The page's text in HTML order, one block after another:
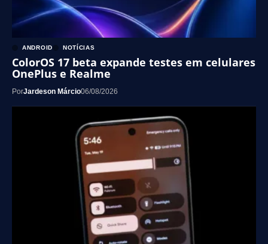
ANDROID NOTÍCIAS
ColorOS 17 beta expande testes em celulares
OnePlus e Realme
PorJardeson Márcio06/08/2026